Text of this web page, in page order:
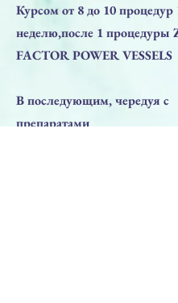
Курсом от 8 до 10 процедур
неделю,после 1 процедуры
FACTOR POWER VESSELS
В последующим, чередуя с
препаратами